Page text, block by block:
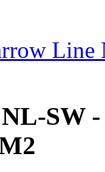
SW